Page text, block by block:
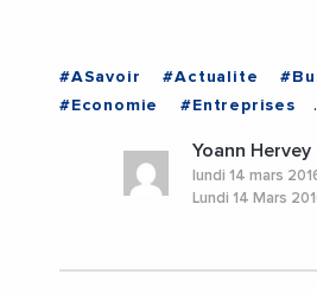
#ASavoir #Actualite
#Economie
#Entreprises
Yoann Hervey
lundi 14 mars
Lundi 14 Mars